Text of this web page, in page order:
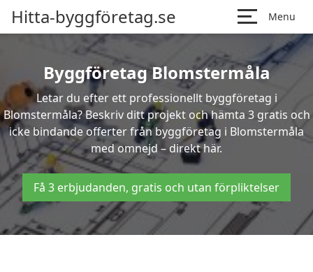
Hitta-byggföretag.se Menu
Byggföretag Blomstermåla
Letar du efter ett professionellt byggföretag i
Blomstermåla? Beskriv ditt projekt och hämta 3 gratis och
icke bindande offerter från byggföretag i Blomstermåla
med omnejd – direkt här.
Få 3 erbjudanden, gratis och utan förpliktelser